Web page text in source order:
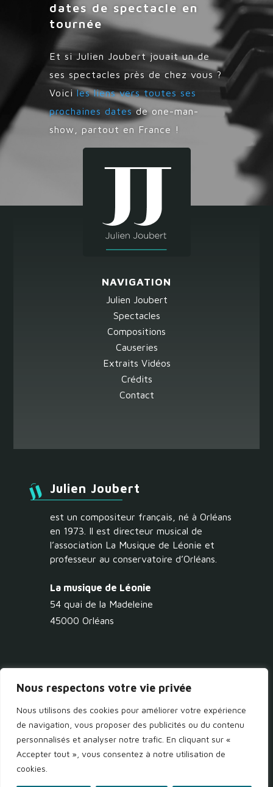
Nous respectons votre vie privée
Nous utilisons des cookies pour améliorer votre expérience
de navigation, vous proposer des publicités ou du contenu
personnalisés et analyser notre trafic. En cliquant sur «
Accepter tout », vous consentez à notre utilisation de
cookies.
dates de spectacle en
tournée
Et si Julien Joubert jouait un de
ses spectacles près de chez vous ?
Voiciles liens vers toutes ses
prochaines datesde one-man-
show, partout en France !
Julien Joubert
est un compositeur français, né à Orléans
en 1973. Il est directeur musical de
l’association La Musique de Léonie et
professeur au conservatoire d’Orléans.
La musique de Léonie
54 quai de la Madeleine
45000 Orléans
NAVIGATION
Julien Joubert
Spectacles
Compositions
Causeries
Extraits Vidéos
Crédits
Contact
|CONTACT
|06 40 91 02 46